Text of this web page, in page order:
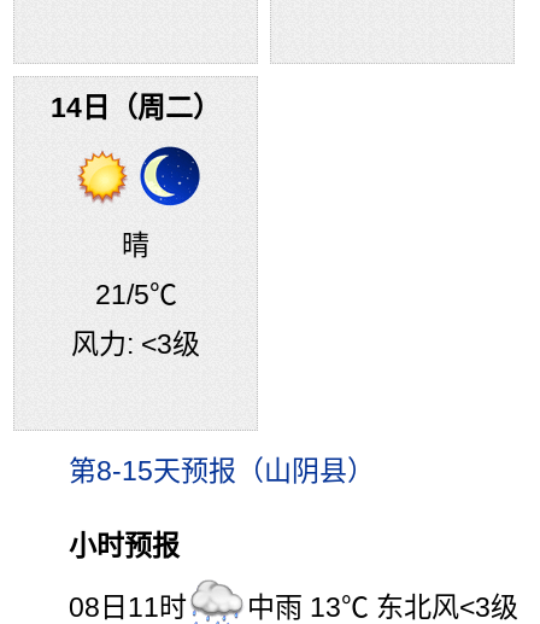
14日（周二）
晴
21/5℃
风力: <3级
第8-15天预报（山阴县）
小时预报
08日11时
中雨 13℃ 东北风<3级